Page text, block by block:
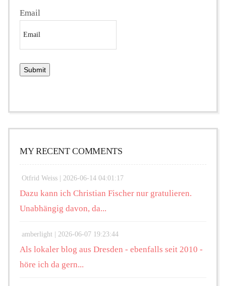
Email
MY RECENT COMMENTS
Otfrid Weiss | 2026-06-14 04:01:17
Dazu kann ich Christian Fischer nur gratulieren.
Unabhängig davon, da...
amberlight | 2026-06-07 19:23:44
Als lokaler blog aus Dresden - ebenfalls seit 2010 -
höre ich da gern...